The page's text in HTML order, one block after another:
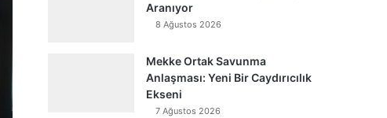
Aranıyor
8 Ağustos 2026
Mekke Ortak Savunma
Anlaşması: Yeni Bir Caydırıcılık
Ekseni
7 Ağustos 2026